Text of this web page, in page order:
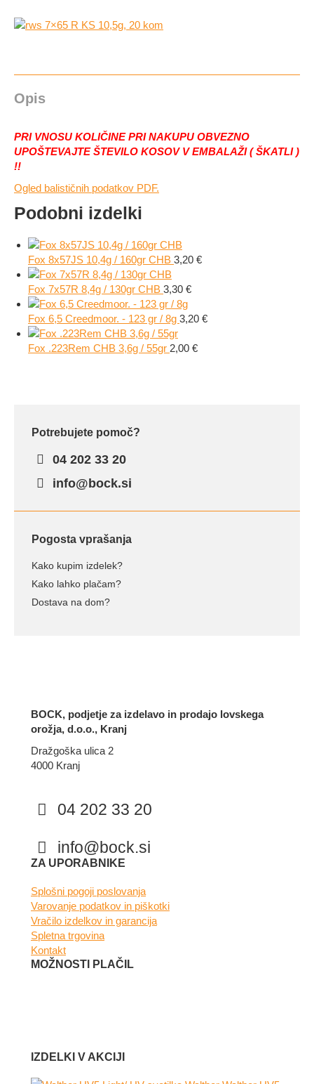
Opis
PRI VNOSU KOLIČINE PRI NAKUPU OBVEZNO
UPOŠTEVAJTE ŠTEVILO KOSOV V EMBALAŽI ( ŠKATLI )
!!
Ogled balističnih podatkov PDF.
Podobni izdelki
Fox 8x57JS 10,4g / 160gr CHB 3,20 €
Fox 7x57R 8,4g / 130gr CHB 3,30 €
Fox 6,5 Creedmoor. - 123 gr / 8g 3,20 €
Fox .223Rem CHB 3,6g / 55gr 2,00 €
Potrebujete pomoč?
04 202 33 20
info@bock.si
Pogosta vprašanja
Kako kupim izdelek?
Kako lahko plačam?
Dostava na dom?
BOCK, podjetje za izdelavo in prodajo lovskega
orožja, d.o.o., Kranj
Dražgoška ulica 2
4000 Kranj
04 202 33 20
info@bock.si
Facebook
Instagram
ZA UPORABNIKE
Splošni pogoji poslovanja
Varovanje podatkov in piškotki
Vračilo izdelkov in garancija
Spletna trgovina
Kontakt
MOŽNOSTI PLAČIL
IZDELKI V AKCIJI